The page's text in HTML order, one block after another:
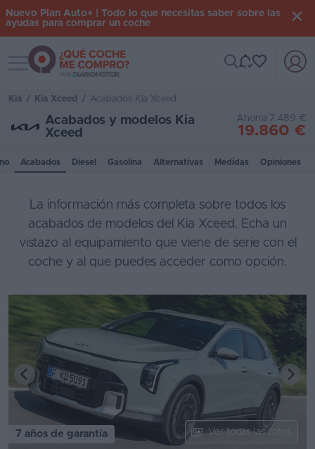
Iniciar
Coches
Renting
Suscripción
0
Segunda
mano
Eléctricos
Híbridos
Ofertas
Nuevo Plan Auto+ | Todo lo que necesitas saber sobre las
ayudas para comprar un coche
Toggle navigation
Kia / Kia Xceed / Acabados Kia Xceed
Acabados y modelos Kia
Xceed
Ahorra 7.489 €
19.860 €
Acabados Diesel Gasolina Alternativas Medidas Opiniones
La información más completa sobre todos los
acabados de modelos del Kia Xceed. Echa un
vistazo al equipamiento que viene de serie con el
coche y al que puedes acceder como opción.
7 años de garantía Ver todas las fotos